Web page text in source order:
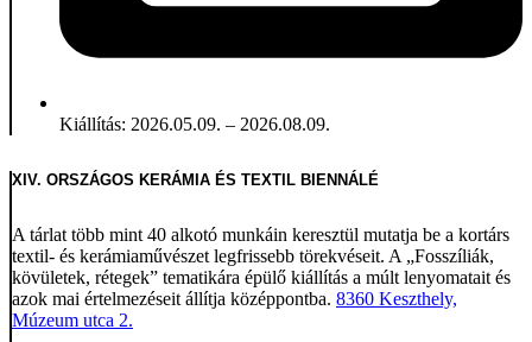
Kiállítás: 2026.05.09. – 2026.08.09.
XIV. ORSZÁGOS KERÁMIA ÉS TEXTIL BIENNÁLÉ
A tárlat több mint 40 alkotó munkáin keresztül mutatja be a kortárs
textil- és kerámiaművészet legfrissebb törekvéseit. A „Fosszíliák,
kövületek, rétegek” tematikára épülő kiállítás a múlt lenyomatait és
azok mai értelmezéseit állítja középpontba. 8360 Keszthely,
Múzeum utca 2.